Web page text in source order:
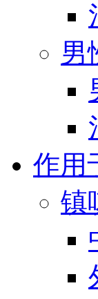
男
作用
镇